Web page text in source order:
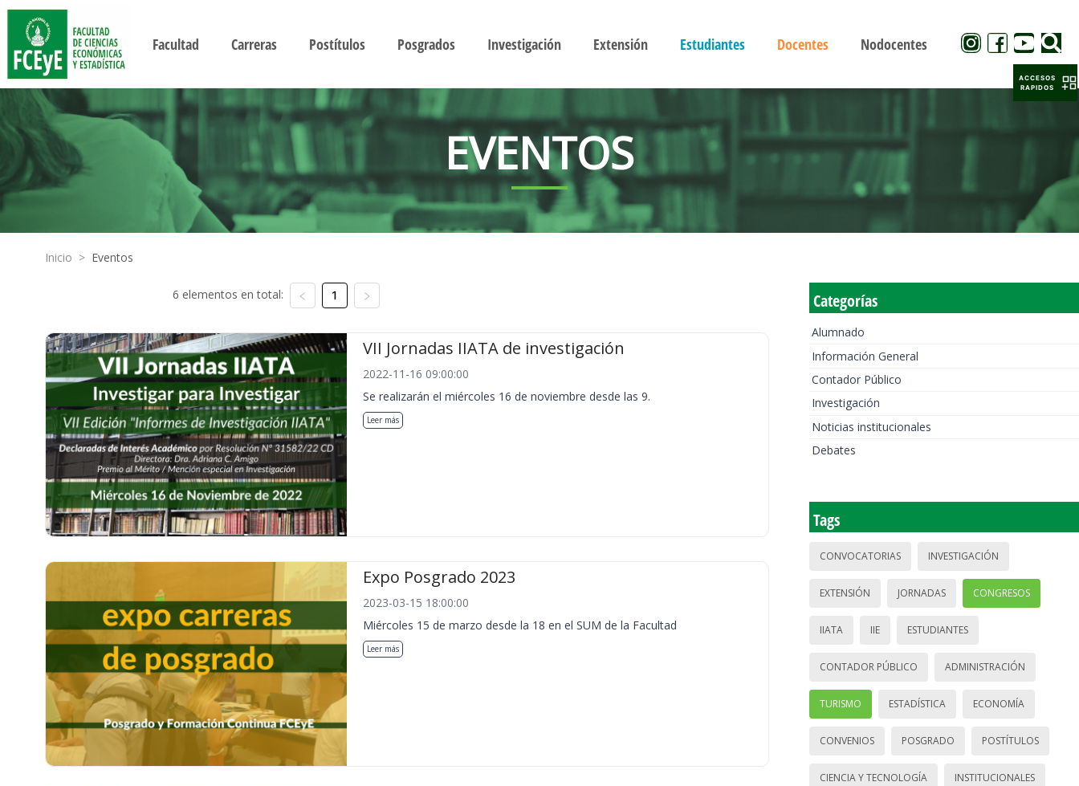
Facultad Carreras Postítulos Posgrados Investigación Extensión Estudiantes Docentes Nodocentes
EVENTOS
Inicio > Eventos
6 elementos en total: 1
VII Jornadas IIATA de investigación
2022-11-16 09:00:00
Se realizarán el miércoles 16 de noviembre desde las 9.
Leer más
Expo Posgrado 2023
2023-03-15 18:00:00
Miércoles 15 de marzo desde la 18 en el SUM de la Facultad
Leer más
Categorías
Alumnado
Información General
Contador Público
Investigación
Noticias institucionales
Debates
Tags
CONVOCATORIAS INVESTIGACIÓN
EXTENSIÓN JORNADAS CONGRESOS
IIATA IIE ESTUDIANTES
CONTADOR PÚBLICO ADMINISTRACIÓN
TURISMO ESTADÍSTICA ECONOMÍA
CONVENIOS POSGRADO POSTÍTULOS
CIENCIA Y TECNOLOGÍA INSTITUCIONALES
ACCESOS
RAPIDOS